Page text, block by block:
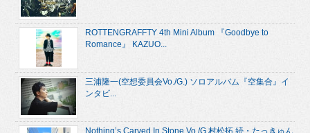
ROTTENGRAFFTY 4th Mini Album 『Goodbye to
Romance』 KAZUO...
三浦隆一(空想委員会Vo./G.) ソロアルバム『空集合』イ
ンタビ...
Nothing’s Carved In Stone Vo./G.村松拓 続・たっきゅん